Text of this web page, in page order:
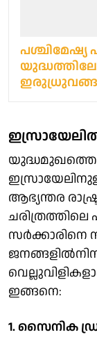
യുദ്ധമുഖത്തെ
ആഭ്യന്തര
സർക്കാരിനെ
ഇങ്ങനെ:
1. സൈനിക